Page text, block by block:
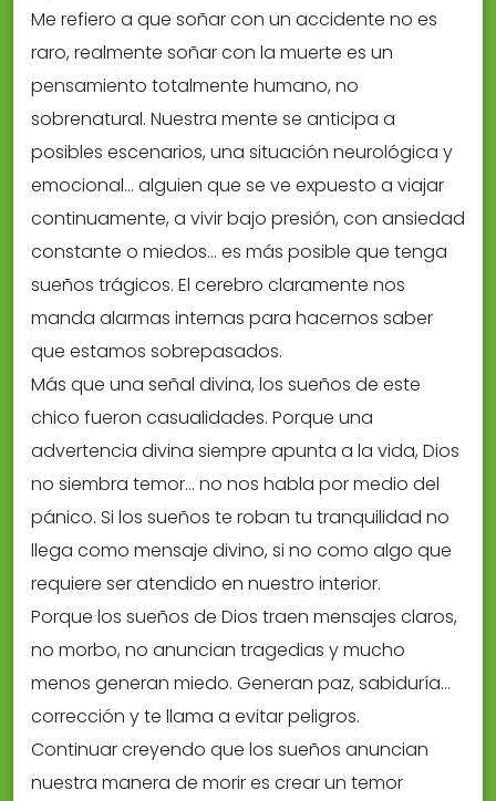
Me refiero a que soñar con un accidente no es
raro, realmente soñar con la muerte es un
pensamiento totalmente humano, no
sobrenatural. Nuestra mente se anticipa a
posibles escenarios, una situación neurológica y
emocional… alguien que se ve expuesto a viajar
continuamente, a vivir bajo presión, con ansiedad
constante o miedos… es más posible que tenga
sueños trágicos. El cerebro claramente nos
manda alarmas internas para hacernos saber
que estamos sobrepasados.
Más que una señal divina, los sueños de este
chico fueron casualidades. Porque una
advertencia divina siempre apunta a la vida, Dios
no siembra temor… no nos habla por medio del
pánico. Si los sueños te roban tu tranquilidad no
llega como mensaje divino, si no como algo que
requiere ser atendido en nuestro interior.
Porque los sueños de Dios traen mensajes claros,
no morbo, no anuncian tragedias y mucho
menos generan miedo. Generan paz, sabiduría…
corrección y te llama a evitar peligros.
Continuar creyendo que los sueños anuncian
nuestra manera de morir es crear un temor